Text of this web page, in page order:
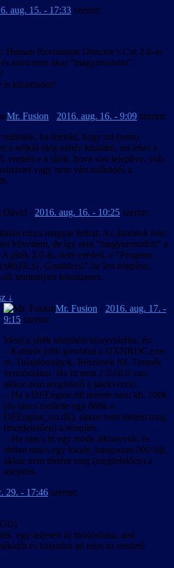
aug. 15. - 17:33 szerint:
Human Revolution Director’s Cut 2.0-ás
azon nem akar “magyarosodni”.
is köszönöm!
Mr. Fusion - 2016. aug. 16. - 9:09 szerint:
tudnánk, ha leírnád, hogy mi (nem)
a nélkül elég nehéz kitalálni, mi lehet a
eredeti-e a játék, hova van telepítve, volt-
vagy nem várt működés a
Dávid - 2016. aug. 16. - 10:25 szerint:
nincs magyar felirat. Az általatok leírt
követtem, de így sem “magyarosodott” a
A játék 2.0-ás, nem eredeti, a “Program
Gamblers\”-be lett telepítve,
semmilyen hibaüzenet.
↓
Mr. Fusion - 2016. aug. 17. -
9:15 szerint:
Menj a játék telepítési könyvtárába, és:
– Kattints jobb gombbal a DXHRDC.exe-
re, Tulajdonságok, Részletek fül, Termék
verziószáma. Ha itt nem 2.0.66.0 van,
akkor nem megfelelő a játékverzió.
– Ha a DFEngine.dll mérete nem kb. 100k
(és nincs mellette egy 868k-s
DFEngine_ori.dll), akkor nem történt meg
(megfelelően) a telepítés.
– Ha nincs itt egy mods alkönyvtár, és
abban nincs egy locals_hungarian.000 fájl,
akkor nem történt meg (megfelelően) a
telepítés.
29. - 17:46 szerint:
egy teljesen új módosítása, ami
és kalandot ad mint az eredeti!